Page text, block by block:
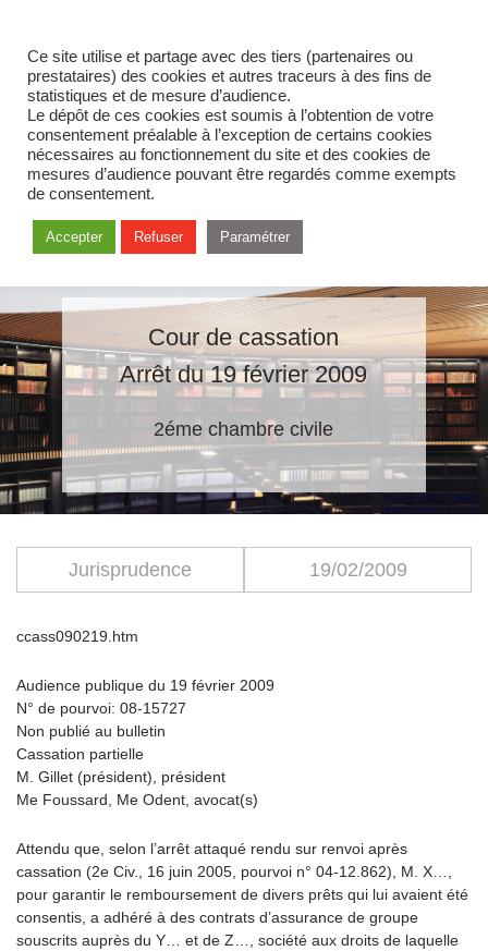
Cour de cassation
Arrêt du 19 février 2009
2éme chambre civile
Jurisprudence 19/02/2009
ccass090219.htm
Audience publique du 19 février 2009
N° de pourvoi: 08-15727
Non publié au bulletin
Cassation partielle
M. Gillet (président), président
Me Foussard, Me Odent, avocat(s)
Attendu que, selon l’arrêt attaqué rendu sur renvoi après
cassation (2e Civ., 16 juin 2005, pourvoi n° 04-12.862), M. X…,
pour garantir le remboursement de divers prêts qui lui avaient été
consentis, a adhéré à des contrats d’assurance de groupe
souscrits auprès du Y… et de Z…, société aux droits de laquelle
Ce site utilise et partage avec des tiers (partenaires ou
prestataires) des cookies et autres traceurs à des fins de
statistiques et de mesure d’audience.
Le dépôt de ces cookies est soumis à l’obtention de votre
consentement préalable à l’exception de certains cookies
nécessaires au fonctionnement du site et des cookies de
mesures d’audience pouvant être regardés comme exempts
de consentement.
Accepter Refuser Paramétrer